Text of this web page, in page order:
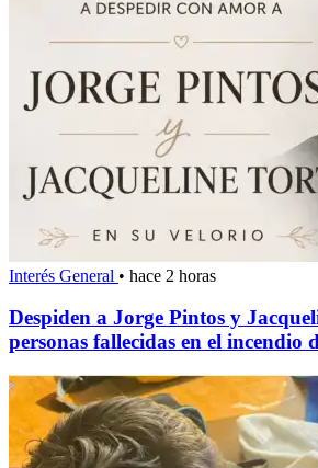
Interés General • hace 2 horas
Despiden a Jorge Pintos y
personas fallecidas en el incendio